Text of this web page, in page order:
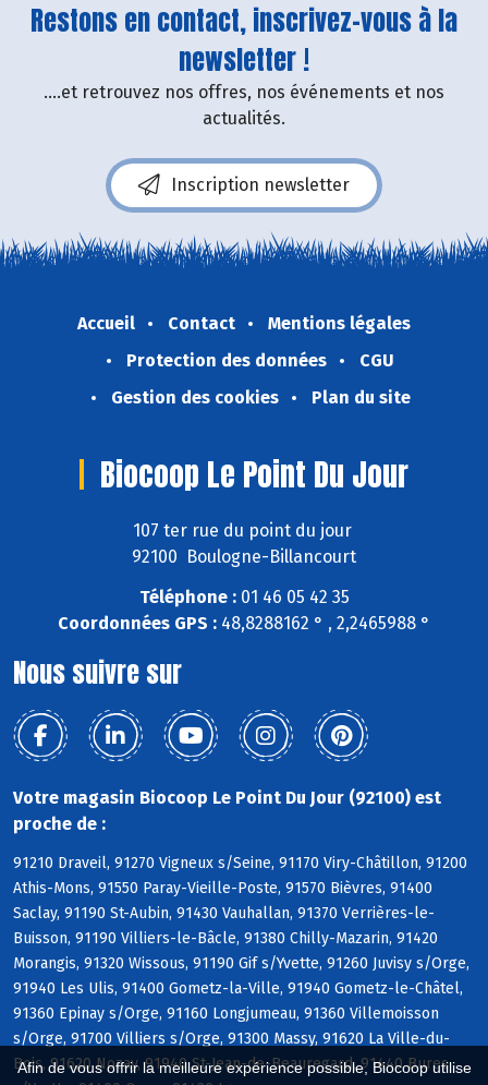
Afin de vous offrir la meilleure expérience possible, Biocoop utilise
Restons en contact, inscrivez-vous à la
newsletter !
....et retrouvez nos offres, nos événements et nos
actualités.
Inscription newsletter
Accueil Contact
Mentions légales
Protection des données
CGU
Gestion des cookies
Plan du site
Biocoop Le Point Du Jour
107 ter rue du point du jour
92100 Boulogne-Billancourt
Téléphone :01 46 05 42 35
Coordonnées GPS : 48,8288162 ° , 2,2465988 °
Nous suivre sur
Votre magasin Biocoop Le Point Du Jour (92100) est
proche de :
91210 Draveil, 91270 Vigneux s/Seine, 91170 Viry-Châtillon, 91200
Athis-Mons, 91550 Paray-Vieille-Poste, 91570 Bièvres, 91400
Saclay, 91190 St-Aubin, 91430 Vauhallan, 91370 Verrières-le-
Buisson, 91190 Villiers-le-Bâcle, 91380 Chilly-Mazarin, 91420
Morangis, 91320 Wissous, 91190 Gif s/Yvette, 91260 Juvisy s/Orge,
91940 Les Ulis, 91400 Gometz-la-Ville, 91940 Gometz-le-Châtel,
91360 Epinay s/Orge, 91160 Longjumeau, 91360 Villemoisson
s/Orge, 91700 Villiers s/Orge, 91300 Massy, 91620 La Ville-du-
Bois, 91620 Nozay, 91940 St-Jean-de-Beauregard, 91440 Bures